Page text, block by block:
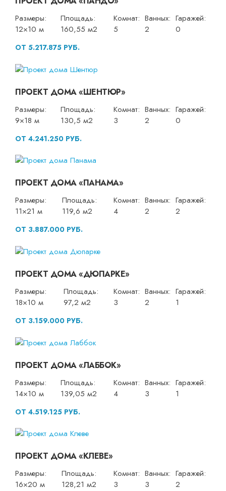
Размеры:
12×10 м
Площадь:
160,55 м2
Комнат:
5
Ванных:
2
Гаражей:
0
ОТ 5.217.875 РУБ.
ПРОЕКТ ДОМА «ШЕНТЮР»
Размеры:
9×18 м
Площадь:
130,5 м2
Комнат:
3
Ванных:
2
Гаражей:
0
ОТ 4.241.250 РУБ.
ПРОЕКТ ДОМА «ПАНАМА»
Размеры:
11×21 м
Площадь:
119,6 м2
Комнат:
4
Ванных:
2
Гаражей:
2
ОТ 3.887.000 РУБ.
ПРОЕКТ ДОМА «ДЮПАРКЕ»
Размеры:
18×10 м
Площадь:
97,2 м2
Комнат:
3
Ванных:
2
Гаражей:
1
ОТ 3.159.000 РУБ.
ПРОЕКТ ДОМА «ЛАББОК»
Размеры:
14×10 м
Площадь:
139,05 м2
Комнат:
4
Ванных:
3
Гаражей:
1
ОТ 4.519.125 РУБ.
ПРОЕКТ ДОМА «КЛЕВЕ»
Размеры:
16×20 м
Площадь:
128,21 м2
Комнат:
3
Ванных:
3
Гаражей:
2